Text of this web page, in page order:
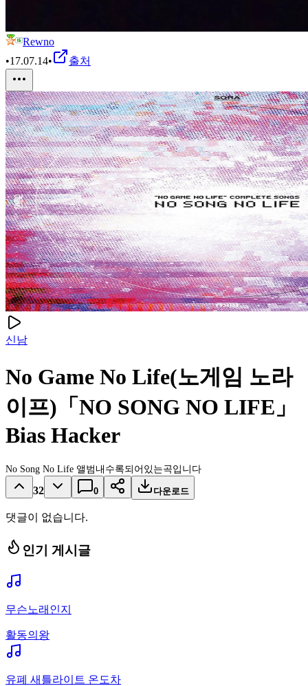
Rewno
•17.07.14• 출처
신남
No Game No Life(노게임 노라
이프)「NO SONG NO LIFE」
Bias Hacker
No Song No Life 앨범내수록되어있는곡입니다
32 0 다운로드
댓글이 없습니다.
인기 게시글
무슨노래인지
활동의왕
유폐 새틀라이트 온도차